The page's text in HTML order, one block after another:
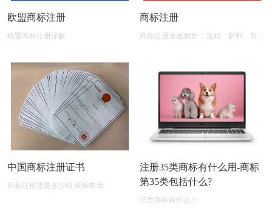
欧盟商标注册
欧盟商标注册详解
商标注册
商标注册全面解析：流程、材料、有效
中国商标注册证书
商标注册需要多少钱 商标申请
注册35类商标有什么用-商标
第35类包括什么?
35类商标有什么？